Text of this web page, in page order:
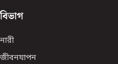
বিভাগ
নারী
জীবনযাপন